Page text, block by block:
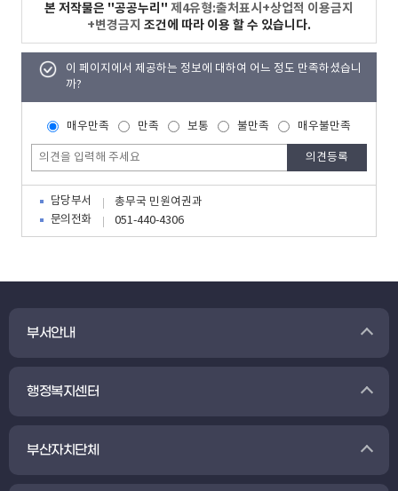
본 저작물은 "공공누리" 제4유형:출처표시+상업적 이용금지
+변경금지 조건에 따라 이용 할 수 있습니다.
이 페이지에서 제공하는 정보에 대하여 어느 정도 만족하셨습니
까?
매우만족 만족 보통 불만족 매우불만족
담당부서
총무국 민원여권과
문의전화
051-440-4306
부서안내
행정복지센터
부산자치단체